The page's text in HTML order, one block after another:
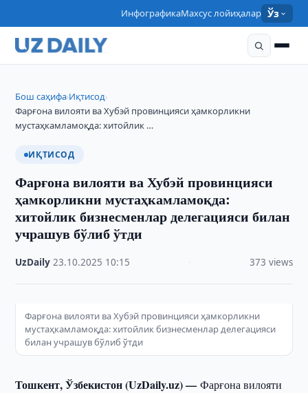
ИнфографикаМахсус лойиҳалар Ўз
Бош саҳифа›Иқтисод›
Фарғона вилояти ва Хубэй провинцияси ҳамкорликни
мустаҳкамламоқда: хитойлик …
ИҚТИСОД
Фарғона вилояти ва Хубэй провинцияси
ҳамкорликни мустаҳкамламоқда:
хитойлик бизнесменлар делегацияси билан
учрашув бўлиб ўтди
UzDaily ·23.10.2025 10:15 373 views
Фарғона вилояти ва Хубэй провинцияси ҳамкорликни
мустаҳкамламоқда: хитойлик бизнесменлар делегацияси
билан учрашув бўлиб ўтди
Тошкент, Ўзбекистон (UzDaily.uz) —Фарғона вилояти